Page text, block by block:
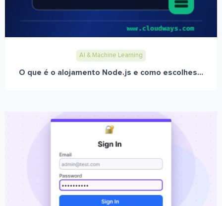
AI & Machine Learning
O que é o alojamento Node.js e como escolhes...